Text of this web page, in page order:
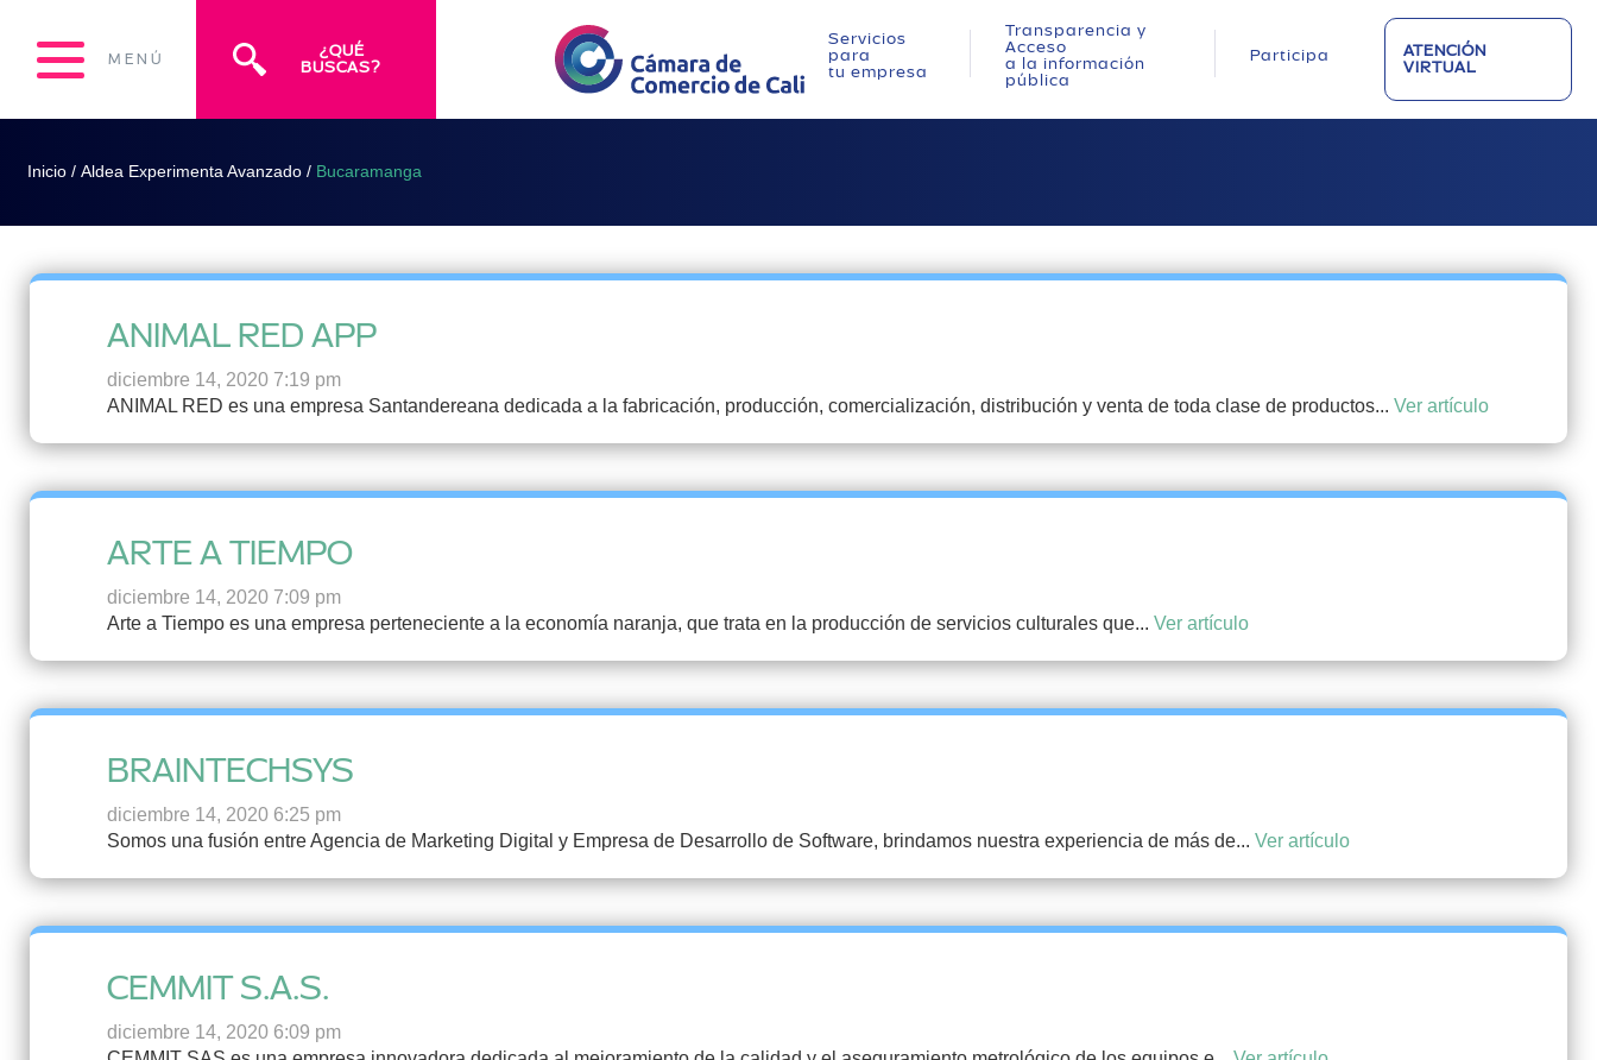
MENÚ
¿QUÉ
BUSCAS?
Servicios
para
tu empresa
Transparencia y
Acceso
a la información
pública
Participa
ATENCIÓN
VIRTUAL
Inicio / Aldea Experimenta Avanzado / Bucaramanga
ANIMAL RED APP
diciembre 14, 2020 7:19 pm
ANIMAL RED es una empresa Santandereana dedicada a la fabricación, producción, comercialización, distribución y venta de toda clase de productos... Ver artículo
ARTE A TIEMPO
diciembre 14, 2020 7:09 pm
Arte a Tiempo es una empresa perteneciente a la economía naranja, que trata en la producción de servicios culturales que... Ver artículo
BRAINTECHSYS
diciembre 14, 2020 6:25 pm
Somos una fusión entre Agencia de Marketing Digital y Empresa de Desarrollo de Software, brindamos nuestra experiencia de más de... Ver artículo
CEMMIT S.A.S.
diciembre 14, 2020 6:09 pm